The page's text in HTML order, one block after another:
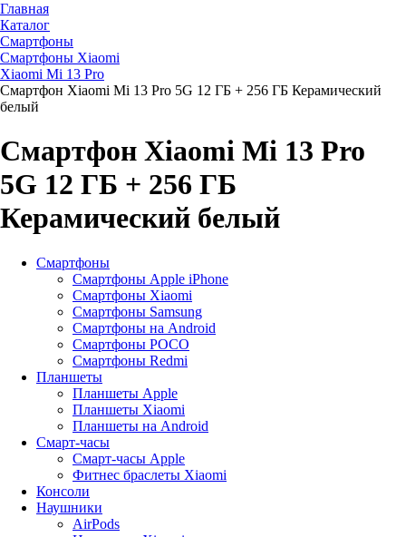
Главная
Каталог
Смартфоны
Смартфоны Хiaomi
Xiaomi Mi 13 Pro
Смартфон Xiaomi Mi 13 Pro 5G 12 ГБ + 256 ГБ Керамический
белый
Смартфон Xiaomi Mi 13 Pro
5G 12 ГБ + 256 ГБ
Керамический белый
Смартфоны
Смартфоны Apple iPhone
Смартфоны Хiaomi
Смартфоны Samsung
Смартфоны на Android
Смартфоны POCO
Смартфоны Redmi
Планшеты
Планшеты Apple
Планшеты Xiaomi
Планшеты на Android
Смарт-часы
Смарт-часы Apple
Фитнес браслеты Xiaomi
Консоли
Наушники
AirPods